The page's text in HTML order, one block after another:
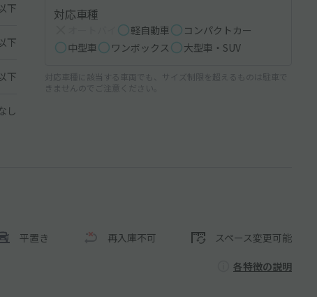
下
下
下
し
対応車種
軽自動車
コンパクトカー
中型車
ワンボックス 大型車・SUV
対応車種に該当する車両でも、サイズ制限を超えるものは駐車で
きませんのでご注意ください。
平置き 再入庫不可 スペース変更可能
各特徴の説明